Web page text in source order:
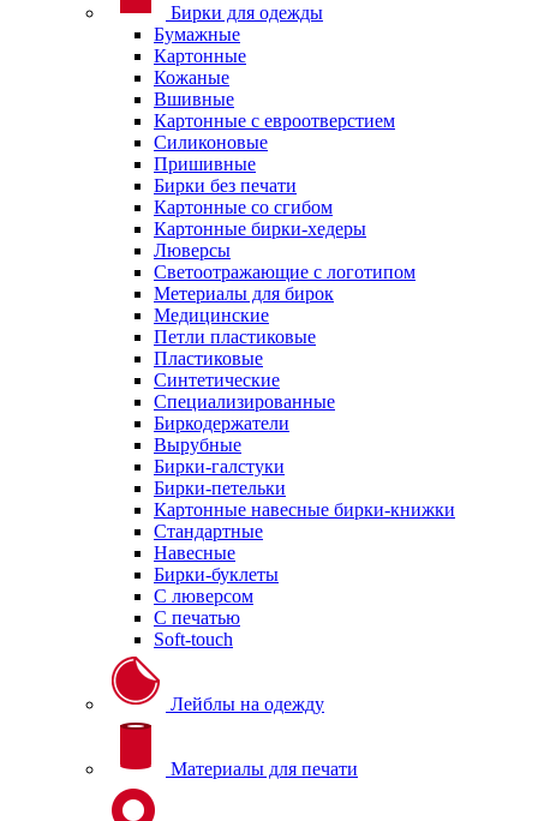
Бирки для одежды
Бумажные
Картонные
Кожаные
Вшивные
Картонные с евроотверстием
Силиконовые
Пришивные
Бирки без печати
Картонные со сгибом
Картонные бирки-хедеры
Люверсы
Светоотражающие с логотипом
Метериалы для бирок
Медицинские
Петли пластиковые
Пластиковые
Синтетические
Специализированные
Биркодержатели
Вырубные
Бирки-галстуки
Бирки-петельки
Картонные навесные бирки-книжки
Стандартные
Навесные
Бирки-буклеты
С люверсом
С печатью
Soft-touch
Лейблы на одежду
Материалы для печати